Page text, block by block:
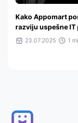
Kako Appomart
razviju uspešne IT
23.07.2025 1